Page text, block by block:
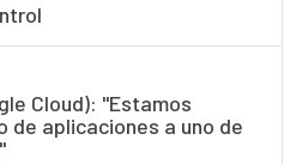
Cloud): "Estamos
de aplicaciones a uno de